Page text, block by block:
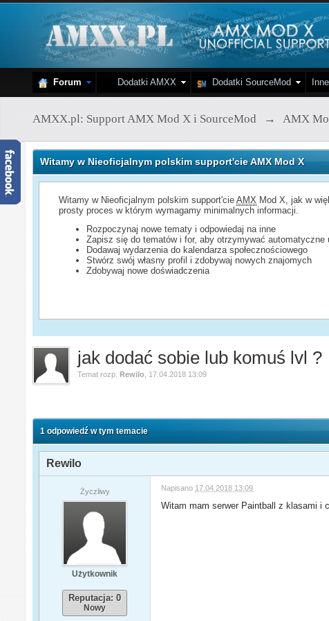
Forum Dodatki AMXX Dodatki SourceMod Inne
AMXX.pl: Support AMX Mod X i SourceMod → AMX
Witamy w Nieoficjalnym polskim support'cie AMX Mod X
Witamy w Nieoficjalnym polskim support'cieAMX Mod X, jak w
prosty proces w którym wymagamy minimalnych informacji.
Rozpoczynaj nowe tematy i odpowiedaj na inne
Zapisz się do tematów i for, aby otrzymywać automatyczne
Dodawaj wydarzenia do kalendarza społecznościowego
Stwórz swój własny profil i zdobywaj nowych znajomych
Zdobywaj nowe doświadczenia
jak dodać sobie lub komuś lvl ?
Temat rozp.Rewilo 17.04.2018 13:09
1 odpowiedź w tym temacie
Rewilo
Życzliwy
Użytkownik
Reputacja: 0
Nowy
Napisano 17.04.2018 13:09
Witam mam serwer Paintball z klasami i